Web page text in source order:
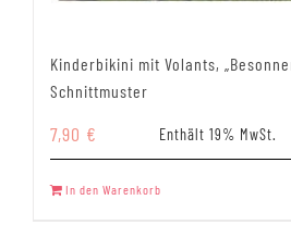
Kinderbikini mit Volants,
Schnittmuster
7,90 € Enthält 19% MwSt.
In den Warenkorb